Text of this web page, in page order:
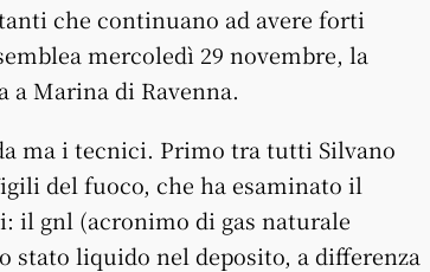
che continuano ad avere forti
mercoledì 29 novembre, la
a Marina di Ravenna.
ma i tecnici. Primo tra tutti Silvano
del fuoco, che ha esaminato il
il gnl (acronimo di gas naturale
stato liquido nel deposito, a differenza